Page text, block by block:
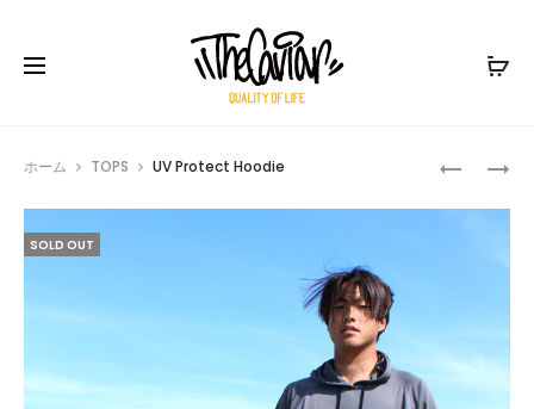
NYLON
UTILITY
ホーム TOPS UV Protect Hoodie
SOLD OUT